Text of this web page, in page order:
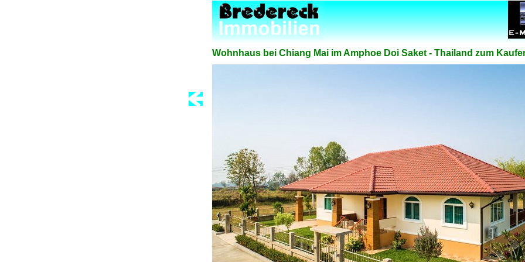
Wohnhaus bei Chiang Mai im Amphoe Doi Saket - Thailand zum